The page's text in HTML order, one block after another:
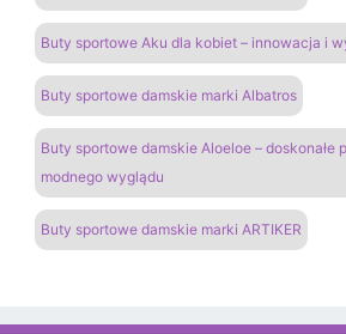
Buty sportowe Aku dla kobiet – innowacja i
Buty sportowe damskie marki Albatros
Buty sportowe damskie Aloeloe – doskonałe
modnego wyglądu
Buty sportowe damskie marki ARTIKER